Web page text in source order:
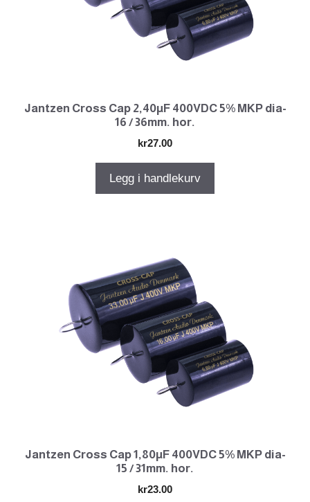
Jantzen Cross Cap 2,40µF 400VDC 5% MKP dia-
16 / 36mm. hor.
kr27.00
Legg i handlekurv
Jantzen Cross Cap 1,80µF 400VDC 5% MKP dia-
15 / 31mm. hor.
kr23.00